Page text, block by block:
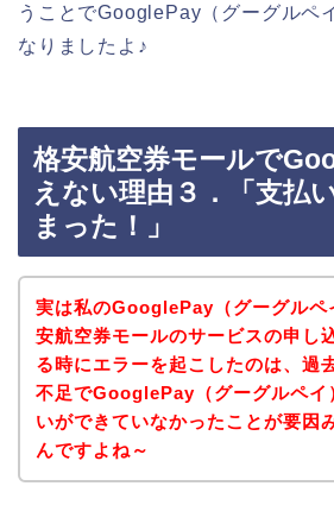
うことでGooglePay（グーグルペ
なりましたよ♪
格安航空券モールで
えない理由３．「支払
まった！」
実は私のGooglePay（グーグルペ
安航空券モールのサービスの申し
る時にエラーを起こしたのは、過
不足でGooglePay（グーグルペイ
いができていなかったことが要因
んですよね～